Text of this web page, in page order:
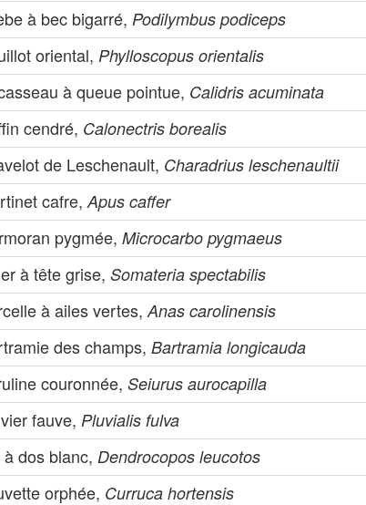
à bec bigarré, Podilymbus podiceps
oriental, Phylloscopus orientalis
à queue pointue, Calidris acuminata
cendré, Calonectris borealis
de Leschenault, Charadrius leschenaultii
cafre,Apus caffer
pygmée,Microcarbo pygmaeus
à tête grise,Somateria spectabilis
à ailes vertes,Anas carolinensis
des champs,Bartramia longicauda
couronnée,Seiurus aurocapilla
fauve, Pluvialis fulva
à dos blanc, Dendrocopos leucotos
orphée, Curruca hortensis